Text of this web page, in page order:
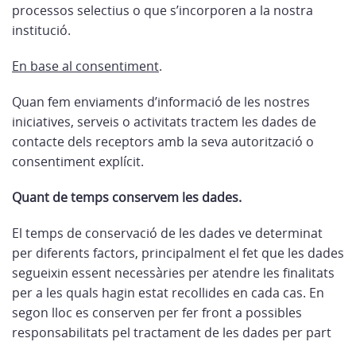
processos selectius o que s’incorporen a la nostra
institució.
En base al consentiment.
Quan fem enviaments d’informació de les nostres
iniciatives, serveis o activitats tractem les dades de
contacte dels receptors amb la seva autorització o
consentiment explícit.
Quant de temps conservem les dades.
El temps de conservació de les dades ve determinat
per diferents factors, principalment el fet que les dades
segueixin essent necessàries per atendre les finalitats
per a les quals hagin estat recollides en cada cas. En
segon lloc es conserven per fer front a possibles
responsabilitats pel tractament de les dades per part